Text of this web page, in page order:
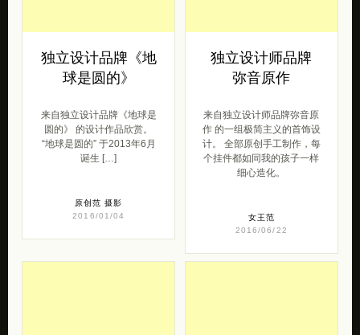
独立设计品牌《地
球是圆的》
来自独立设计品牌《地球是
圆的》 的设计作品欣赏。
“地球是圆的” 于2013年6月
诞生 […]
原创范 摄影
2016/01/04
独立设计师品牌
弥音原作
来自独立设计师品牌弥音原
作 的一组极简主义的首饰设
计。 全部原创手工制作，每
个挂件都如同我的孩子一样
细心造化。
女王范
2016/06/22